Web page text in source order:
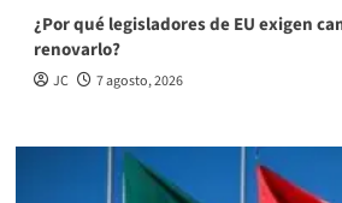
¿Por qué legisladores de EU exigen
renovarlo?
JC 7 agosto, 2026